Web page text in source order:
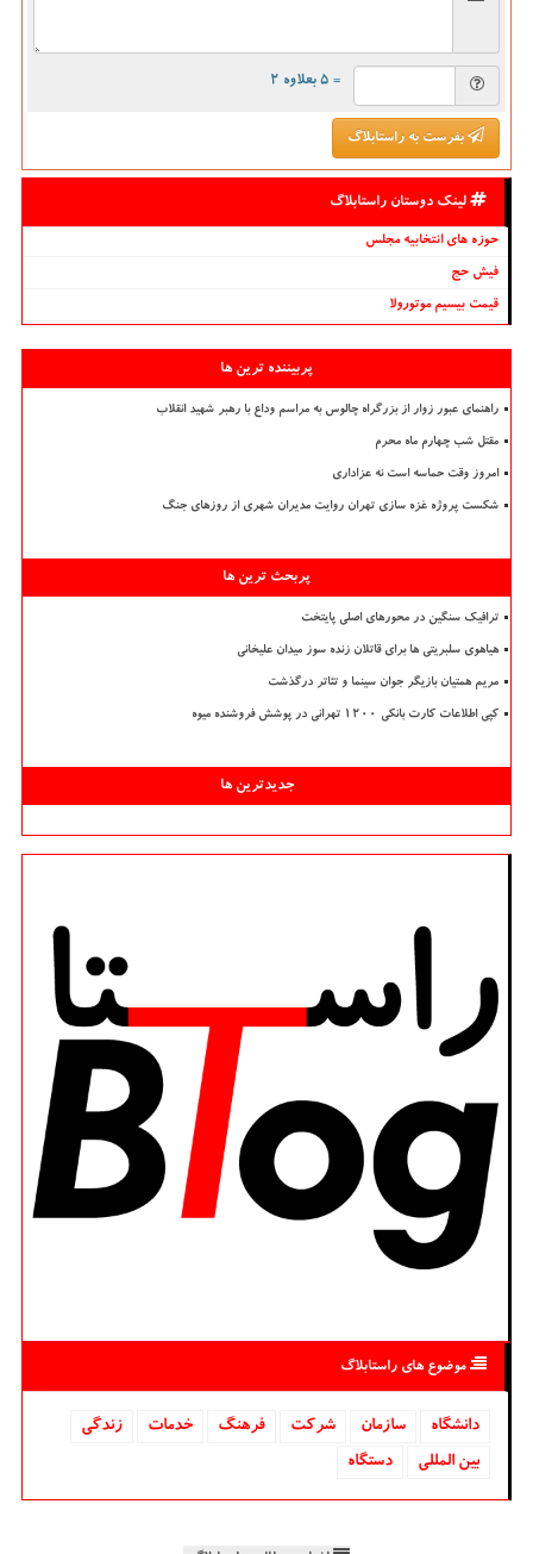
= ۵ بعلاوه ۲
بفرست به راستابلاگ
لینک دوستان راستابلاگ
حوزه های انتخابیه مجلس
فیش حج
قیمت بیسیم موتورولا
پربیننده ترین ها
راهنمای عبور زوار از بزرگراه چالوس به مراسم وداع با رهبر شهید انقلاب
مقتل شب چهارم ماه محرم
امروز وقت حماسه است نه عزاداری
شکست پروژه غزه سازی تهران روایت مدیران شهری از روزهای جنگ
پربحث ترین ها
ترافیک سنگین در محورهای اصلی پایتخت
هیاهوی سلبریتی ها برای قاتلان زنده سوز میدان علیخانی
مریم همتیان بازیگر جوان سینما و تئاتر درگذشت
کپی اطلاعات کارت بانکی ۱۲۰۰ تهرانی در پوشش فروشنده میوه
جدیدترین ها
موضوع های راستابلاگ
دانشگاه‌ سازمان شركت فرهنگ خدمات
زندگی
بین المللی
دستگاه